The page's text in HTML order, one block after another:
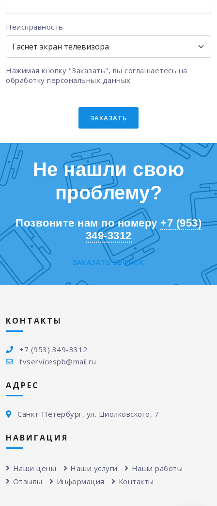
Неисправность
Нажимая кнопку "Заказать", вы соглашаетесь на
обработку персональных данных
ЗАКАЗАТЬ
Не нашли свою
проблему?
Позвоните нам по номеру +7 (953)
349-3312
ЗАКАЗАТЬ ЗВОНОК
КОНТАКТЫ
+7 (953) 349-3312
tvservicespb@mail.ru
АДРЕС
Санкт-Петербург, ул. Циолковского, 7
НАВИГАЦИЯ
Наши цены Наши услуги
Наши работы
Отзывы
Информация Контакты